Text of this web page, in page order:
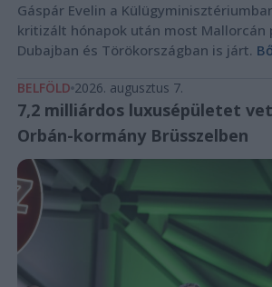
Gáspár Evelin a
kritizált hónapok után most Mallorcán
Dubajban és Törökországban is járt.
BELFÖLD 2026. augusztus 7.
7,2 milliárdos luxusépületet
Orbán-kormány Brüsszelben